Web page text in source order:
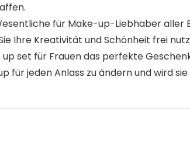
für Make-up-Liebhaber
Ihre Kreativität und Schönheit frei
set für Frauen das perfekte
für jeden Anlass zu ändern und wird sie